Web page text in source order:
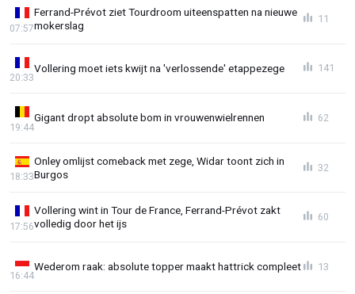
Ferrand-Prévot ziet Tourdroom uiteenspatten na nieuwe
mokerslag
07:57
11
Vollering moet iets kwijt na 'verlossende' etappezege
20:33
141
Gigant dropt absolute bom in vrouwenwielrennen
19:44
62
Onley omlijst comeback met zege, Widar toont zich in
Burgos
18:33
32
Vollering wint in Tour de France, Ferrand-Prévot zakt
volledig door het ijs
17:56
60
Wederom raak: absolute topper maakt hattrick compleet
16:44
13